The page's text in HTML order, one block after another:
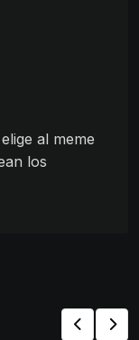
al meme
los